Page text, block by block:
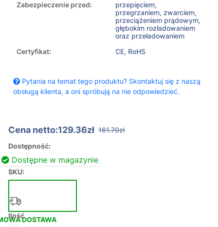
Zabezpieczenie przed:
przepięciem,
przegrzaniem, zwarciem,
przeciążeniem prądowym,
głębokim rozładowaniem
oraz przeładowaniem
Certyfikat:
CE, RoHS
Pytania na temat tego produktu? Skontaktuj się z naszą
obsługą klienta, a oni spróbują na nie odpowiedzieć.
Cena netto:129.36zł 161.70zł
Dostępność:
Dostępne w magazynie
SKU:
DOSTAWA
Ilość